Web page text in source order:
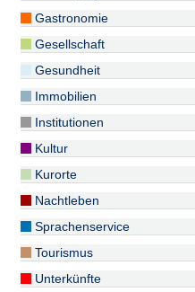
Gastronomie
Gesellschaft
Gesundheit
Immobilien
Institutionen
Kultur
Kurorte
Nachtleben
Sprachenservice
Tourismus
Unterkünfte